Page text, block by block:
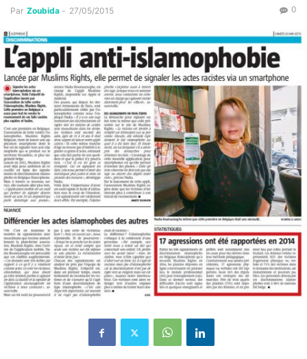
Par Zoubida - 27/05/2015 0